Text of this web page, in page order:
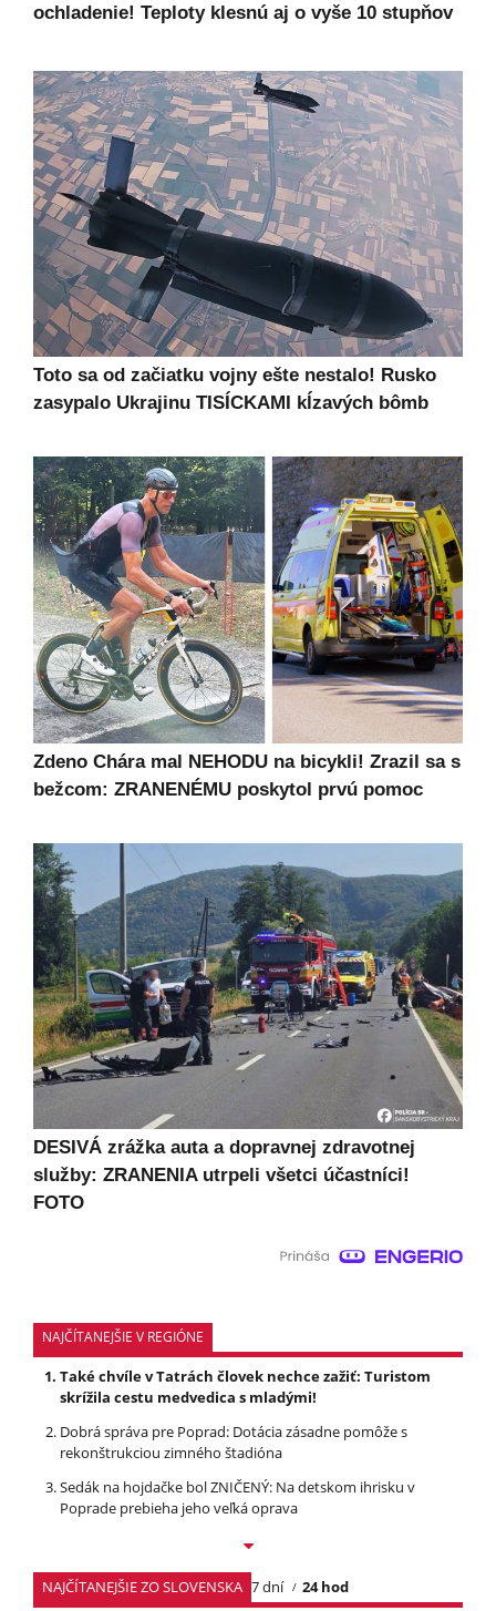
ochladenie! Teploty klesnú aj o vyše 10 stupňov
Toto sa od začiatku vojny ešte nestalo! Rusko
zasypalo Ukrajinu TISÍCKAMI kĺzavých bômb
Zdeno Chára mal NEHODU na bicykli! Zrazil sa s
bežcom: ZRANENÉMU poskytol prvú pomoc
DESIVÁ zrážka auta a dopravnej zdravotnej
služby: ZRANENIA utrpeli všetci účastníci!
FOTO
NAJČÍTANEJŠIE V REGIÓNE
Také chvíle v Tatrách človek nechce zažiť: Turistom
skrížila cestu medvedica s mladými!
Dobrá správa pre Poprad: Dotácia zásadne pomôže s
rekonštrukciou zimného štadióna
Sedák na hojdačke bol ZNIČENÝ: Na detskom ihrisku v
Poprade prebieha jeho veľká oprava
NAJČÍTANEJŠIE ZO SLOVENSKA 7 dní 24 hod